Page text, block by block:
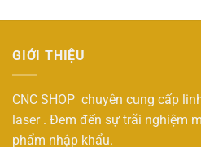
GIỚI THIỆU
CNC SHOP chuyên cung cấp
laser . Đem đến sự trãi nghiệm
phẩm nhập khẩu.